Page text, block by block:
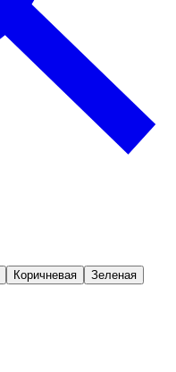
Коричневая Зеленая